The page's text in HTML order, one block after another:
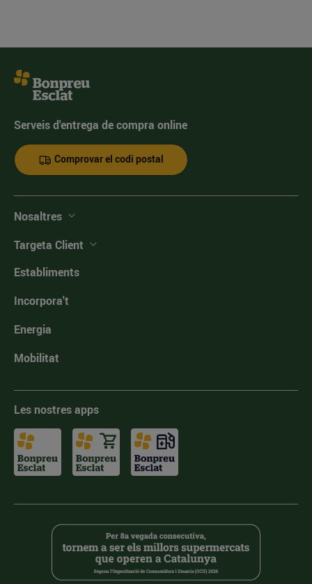
Serveis d'entrega de compra online
Comprovar el codi postal
Nosaltres
Targeta Client
Establiments
Incorpora't
Energia
Mobilitat
Les nostres apps